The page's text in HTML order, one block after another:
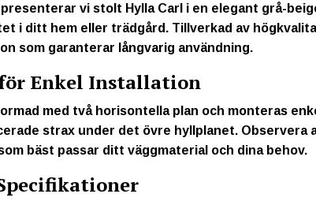
presenterar vi stolt Hylla Carl i en elegant grå-
i ditt hem eller trädgård. Tillverkad av
som garanterar långvarig användning.
Enkel Installation
med två horisontella plan och monteras
strax under det övre hyllplanet.
bäst passar ditt väggmaterial och dina behov.